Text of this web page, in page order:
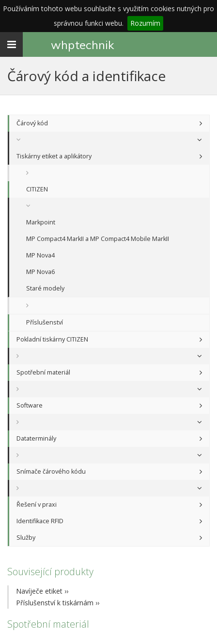
Používáním tohoto webu souhlasíte s využitím cookies nutných pro
správnou funkci webu.
Rozumím
Toggle
whptechnik
Čárový kód a identifikace
Čárový kód
Tiskárny etiket a aplikátory
CITIZEN
Markpoint
MP Compact4 MarkII a MP Compact4 Mobile MarkII
MP Nova4
MP Nova6
Staré modely
Příslušenství
Pokladní tiskárny CITIZEN
Spotřební materiál
Software
Dataterminály
Snímače čárového kódu
Řešení v praxi
Identifikace RFID
Služby
Související produkty
Navíječe etiket ››
Příslušenství k tiskárnám ››
Spotřební materiál